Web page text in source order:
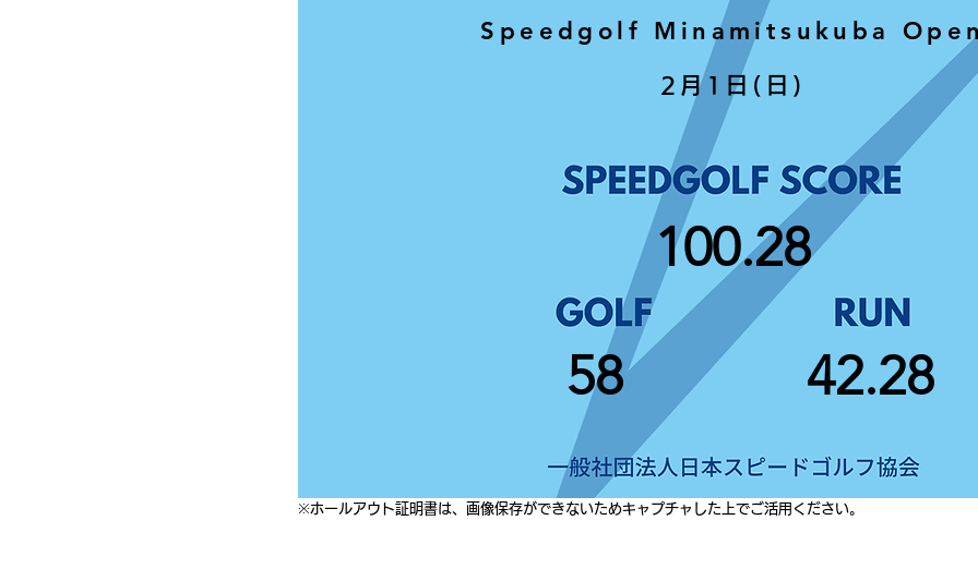
Speedgolf Minamitsukuba
58 42.28
100.28
2月1日(日)
※ホールアウト証明書は、画像保存ができないためキャプチャした上でご活用ください。